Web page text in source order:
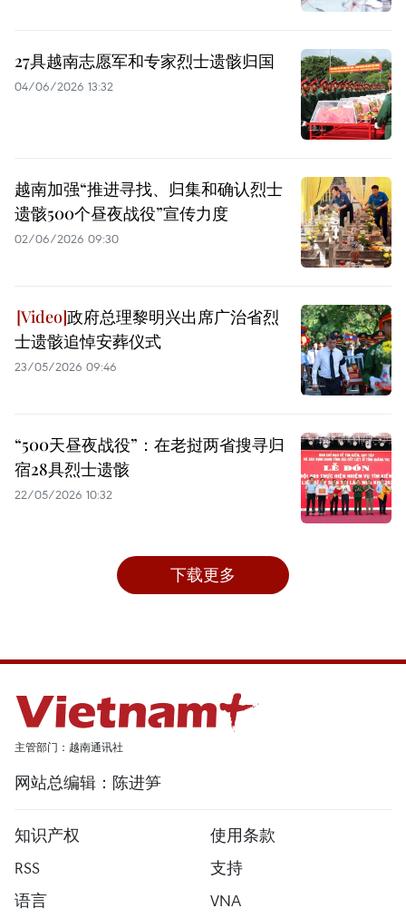
27具越南志愿军和专家烈士遗骸归国
04/06/2026 13:32
越南加强“推进寻找、归集和确认烈士
遗骸500个昼夜战役”宣传力度
02/06/2026 09:30
政府总理黎明兴出席广治省烈
士遗骸追悼安葬仪式
23/05/2026 09:46
“500天昼夜战役”：在老挝两省搜寻归
宿28具烈士遗骸
22/05/2026 10:32
下载更多
主管部门：越南通讯社
网站总编辑：陈进笋
知识产权
使用条款
RSS
支持
语言
VNA